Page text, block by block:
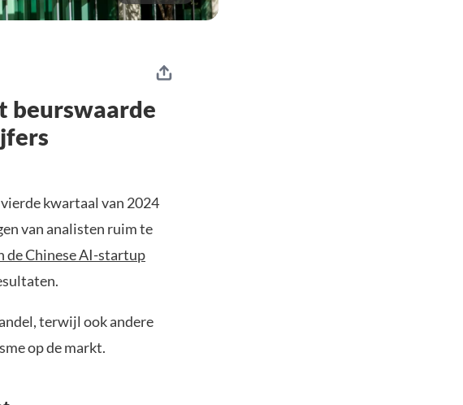
beurswaarde
kwartaal van 2024
van analisten ruim te
de Chinese AI-startup
terwijl ook andere
op de markt.